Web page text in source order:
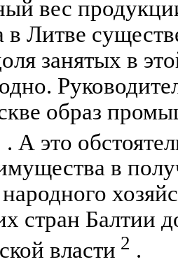
вес
в Литве
занятых в
образ
. А это
в
стран Балтии
власти 2 .